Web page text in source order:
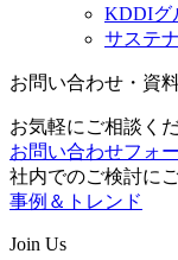
KDDIグ
サステ
お問い合わせ・資
お気軽にご相談く
お問い合わせフォ
社内でのご検討に
事例＆トレンド
Join Us